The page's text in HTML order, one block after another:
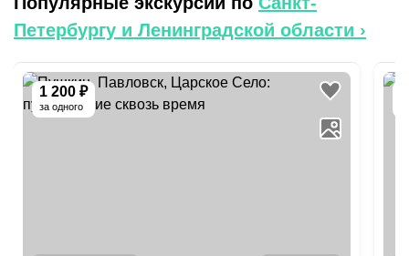
Петербургу и Ленинградской области ›
1 200 ₽
за одного